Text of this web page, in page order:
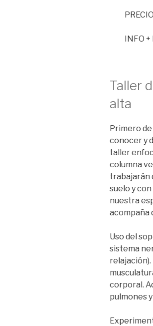
INFO +
Taller
alta
Primero
conocer y
taller
columna
trabajarán
suelo y
nuestra
acompaña
Uso del
sistema
relajación).
corporal.
pulmones